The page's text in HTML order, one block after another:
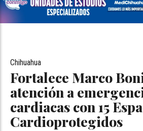
Fortalece Marco
atención a
cardiacas con 15
Cardioprotegidos
Chihuahua